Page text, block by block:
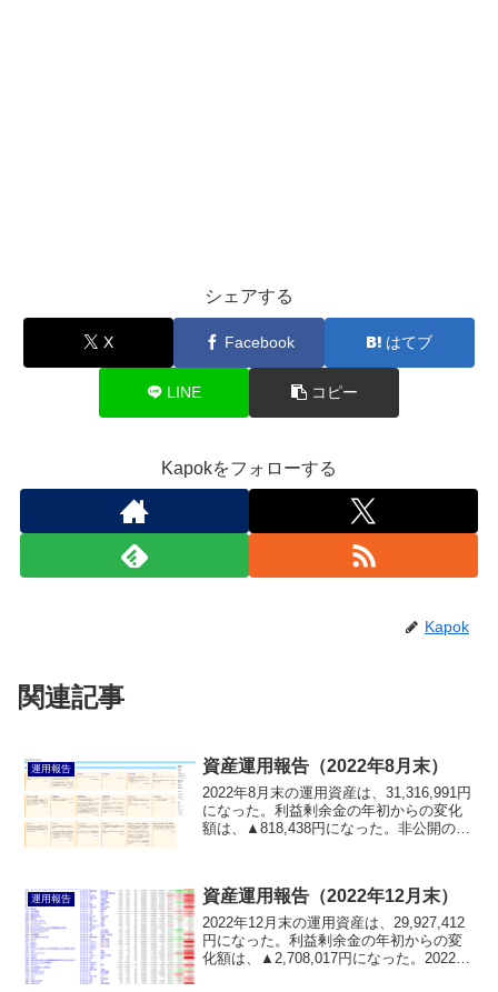
シェアする
X Facebook はてブ
LINE コピー
Kapokをフォローする
Kapok
関連記事
運用報告 資産運用報告（2022年8月末）
2022年8月末の運用資産は、31,316,991円
になった。利益剰余金の年初からの変化
額は、▲818,438円になった。非公開のサ
運用報告 資産運用報告（2022年12月末）
2022年12月末の運用資産は、29,927,412
円になった。利益剰余金の年初からの変
化額は、▲2,708,017円になった。2022年